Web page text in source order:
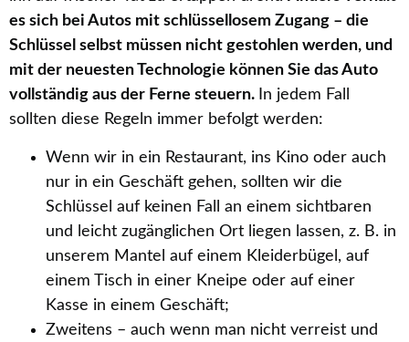
es sich bei Autos mit schlüssellosem Zugang – die
Schlüssel selbst müssen nicht gestohlen werden, und
mit der neuesten Technologie können Sie das Auto
vollständig aus der Ferne steuern. In jedem Fall
sollten diese Regeln immer befolgt werden:
Wenn wir in ein Restaurant, ins Kino oder auch
nur in ein Geschäft gehen, sollten wir die
Schlüssel auf keinen Fall an einem sichtbaren
und leicht zugänglichen Ort liegen lassen, z. B. in
unserem Mantel auf einem Kleiderbügel, auf
einem Tisch in einer Kneipe oder auf einer
Kasse in einem Geschäft;
Zweitens – auch wenn man nicht verreist und